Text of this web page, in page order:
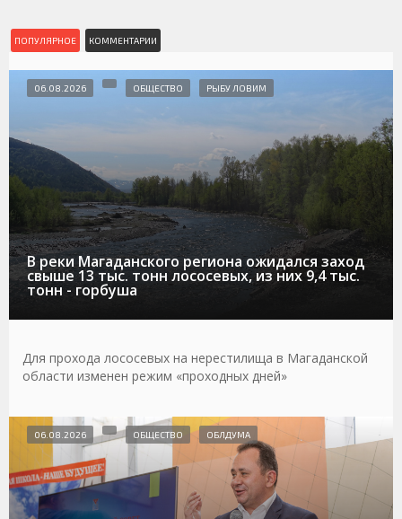
ПОПУЛЯРНОЕ КОММЕНТАРИИ
В реки Магаданского региона ожидался заход
свыше 13 тыс. тонн лососевых, из них 9,4 тыс.
тонн - горбуша
06.08.2026 ОБЩЕСТВО РЫБУ ЛОВИМ
Для прохода лососевых на нерестилища в Магаданской
области изменен режим «проходных дней»
06.08.2026 ОБЩЕСТВО ОБЛДУМА